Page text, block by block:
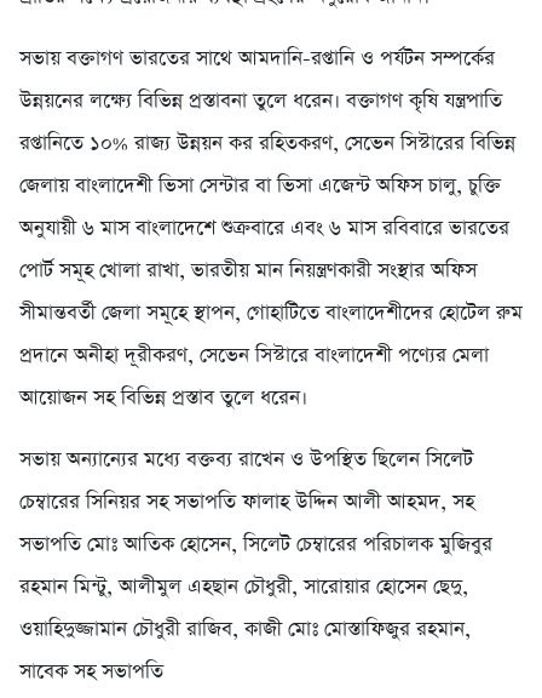
সভায় বক্তাগণ ভারতের সাথে আমদানি-রপ্তানি ও পর্যটন সম্পর্কের
উন্নয়নের লক্ষ্যে বিভিন্ন প্রস্তাবনা তুলে ধরেন। বক্তাগণ কৃষি যন্ত্রপাতি
রপ্তানিতে ১০% রাজ্য উন্নয়ন কর রহিতকরণ, সেভেন সিস্টারের বিভিন্ন
জেলায় বাংলাদেশী ভিসা সেন্টার বা ভিসা এজেন্ট অফিস চালু, চুক্তি
অনুযায়ী ৬ মাস বাংলাদেশে শুক্রবারে এবং ৬ মাস রবিবারে ভারতের
পোর্ট সমূহ খোলা রাখা, ভারতীয় মান নিয়ন্ত্রণকারী সংস্থার অফিস
সীমান্তবর্তী জেলা সমূহে স্থাপন, গোহাটিতে বাংলাদেশীদের হোটেল রুম
প্রদানে অনীহা দূরীকরণ, সেভেন সিস্টারে বাংলাদেশী পণ্যের মেলা
আয়োজন সহ বিভিন্ন প্রস্তাব তুলে ধরেন।
সভায় অন্যান্যের মধ্যে বক্তব্য রাখেন ও উপস্থিত ছিলেন সিলেট
চেম্বারের সিনিয়র সহ সভাপতি ফালাহ উদ্দিন আলী আহমদ, সহ
সভাপতি মোঃ আতিক হোসেন, সিলেট চেম্বারের পরিচালক মুজিবুর
রহমান মিন্টু, আলীমুল এহছান চৌধুরী, সারোয়ার হোসেন ছেদু,
ওয়াহিদুজ্জামান চৌধুরী রাজিব, কাজী মোঃ মোস্তাফিজুর রহমান,
সাবেক সহ সভাপতি